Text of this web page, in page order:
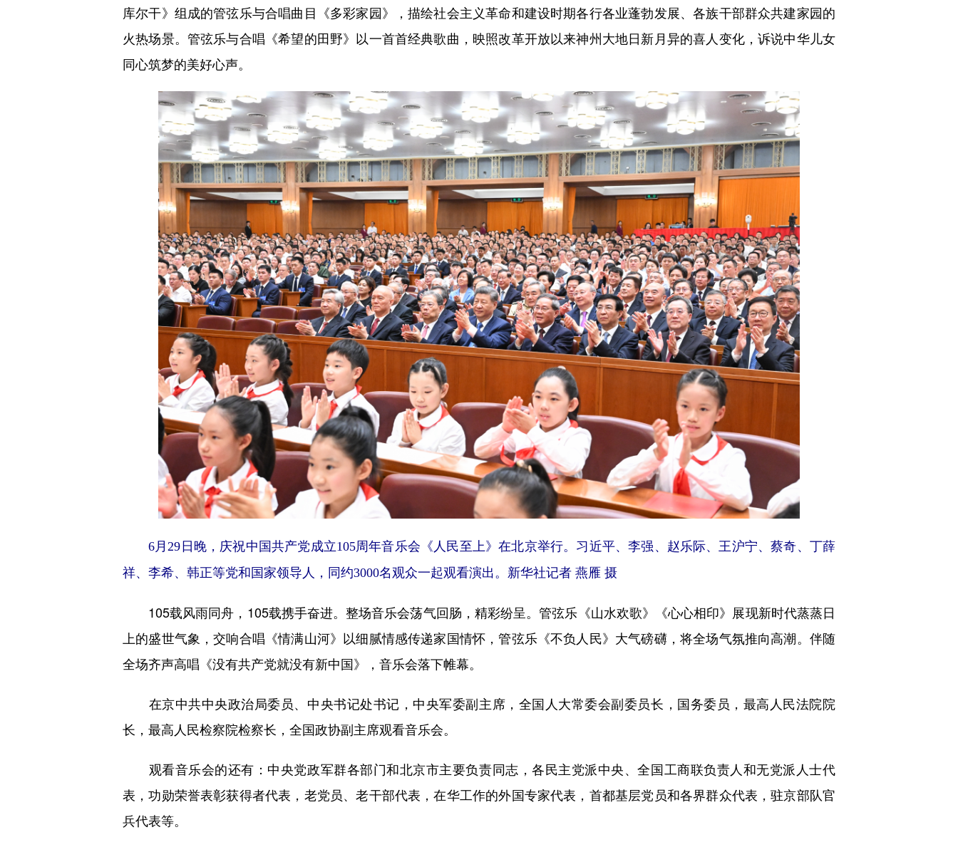
库尔干》组成的管弦乐与合唱曲目《多彩家园》，描绘社会主义革命和建设时期各行各业蓬勃发展、各族干部群众共建家园的
火热场景。管弦乐与合唱《希望的田野》以一首首经典歌曲，映照改革开放以来神州大地日新月异的喜人变化，诉说中华儿女
同心筑梦的美好心声。
6月29日晚，庆祝中国共产党成立105周年音乐会《人民至上》在北京举行。习近平、李强、赵乐际、王沪宁、蔡奇、丁薛
祥、李希、韩正等党和国家领导人，同约3000名观众一起观看演出。新华社记者 燕雁 摄
105载风雨同舟，105载携手奋进。整场音乐会荡气回肠，精彩纷呈。管弦乐《山水欢歌》《心心相印》展现新时代蒸蒸日
上的盛世气象，交响合唱《情满山河》以细腻情感传递家国情怀，管弦乐《不负人民》大气磅礴，将全场气氛推向高潮。伴随
全场齐声高唱《没有共产党就没有新中国》，音乐会落下帷幕。
在京中共中央政治局委员、中央书记处书记，中央军委副主席，全国人大常委会副委员长，国务委员，最高人民法院院
长，最高人民检察院检察长，全国政协副主席观看音乐会。
观看音乐会的还有：中央党政军群各部门和北京市主要负责同志，各民主党派中央、全国工商联负责人和无党派人士代
表，功勋荣誉表彰获得者代表，老党员、老干部代表，在华工作的外国专家代表，首都基层党员和各界群众代表，驻京部队官
兵代表等。